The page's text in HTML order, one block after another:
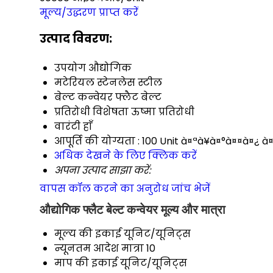
मूल्य/उद्धरण प्राप्त करें
उत्पाद विवरण:
उपयोग औद्योगिक
मटेरियलस्टेनलेस स्टील
बेल्ट कन्वेयरफ्लैट बेल्ट
प्रतिरोधी विशेषताऊष्मा प्रतिरोधी
वारंटीहाँ
आपूर्ति की योग्यता : 100 Unit à¤ªà¥à¤°à¤¤à¤¿
अधिक देखने के लिए क्लिक करें
अपना उत्पाद साझा करें:
वापस कॉल करने का अनुरोधजांच भेजें
औद्योगिक फ्लैट बेल्ट कन्वेयर मूल्य और मात्रा
मूल्य की इकाईयूनिट/यूनिट्स
न्यूनतम आदेश मात्रा10
माप की इकाईयूनिट/यूनिट्स